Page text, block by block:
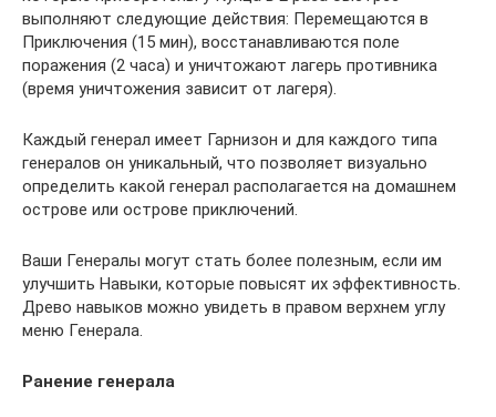
выполняют следующие действия: Перемещаются в
Приключения (15 мин), восстанавливаются поле
поражения (2 часа) и уничтожают лагерь противника
(время уничтожения зависит от лагеря).
Каждый генерал имеет Гарнизон и для каждого типа
генералов он уникальный, что позволяет визуально
определить какой генерал располагается на домашнем
острове или острове приключений.
Ваши Генералы могут стать более полезным, если им
улучшить Навыки, которые повысят их эффективность.
Древо навыков можно увидеть в правом верхнем углу
меню Генерала.
Ранение генерала